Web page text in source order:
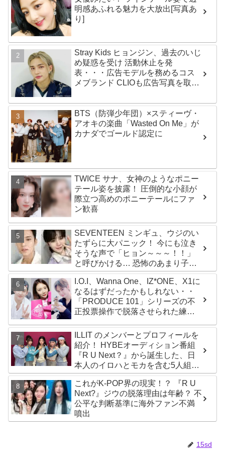
明感あふれる魅力を大放出[写真あ
り]
Stray Kids ヒョンジン、過去のいじ
め疑惑を受け 活動休止を発
表・・・広告モデルを務めるコス
メブランド CLIOも広告写真を取り
BTS（防弾少年団）×スティーヴ・
アオキの楽曲「Wasted On Me」が
カナダでゴールド認定に
TWICE サナ、女神のようなポニー
テール姿を披露！ 圧倒的な小顔が
際立つ高めのポニーテールにファ
ン歓喜
SEVENTEEN ミンギュ、ウジのい
たずらに大パニック！ 今にも泣き
そうな声で「ヒョン～～～！！」
と呼びかける… 恐怖のあまり子供
のように駆け出す姿がかわいい
I.O.I、Wanna One、IZ*ONE、X1に
なるはずだったかもしれない・・
「PRODUCE 101」シリーズの不
正投票操作で脱落させられた練習
ILLIT のメンバーとプロフィールを
紹介！ HYBEオーディション番組
『R U Next？』から誕生した、日
本人のイロハとモカを含む5人組ガ
ールズグループ！ デビュー曲
「Magnetic」がいきなりの大ヒッ
ト
これがK-POP界の現実！？ 『R U
Next?』ジウの脱落理由は年齢？ 不
公平な判断基準に海外ファン不満
噴出
15sd